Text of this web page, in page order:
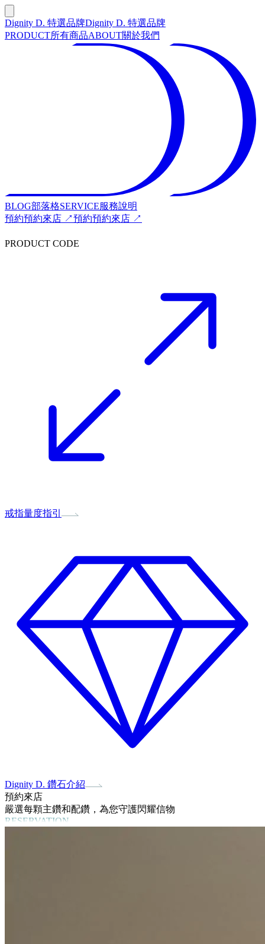
Dignity D. 特選品牌Dignity D. 特選品牌
PRODUCT所有商品ABOUT關於我們
BLOG部落格SERVICE服務說明
預約預約來店 ↗預約預約來店 ↗
PRODUCT CODE
戒指量度指引
Dignity D. 鑽石介紹
預約來店
嚴選每顆主鑽和配鑽，為您守護閃耀信物
RESERVATION